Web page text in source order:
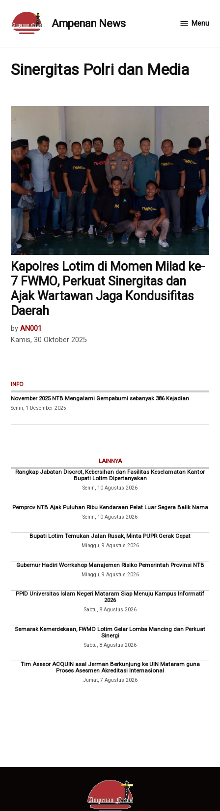
content
Ampenan News Menu
Sinergitas Polri dan Media
Kapolres Lotim di Momen Milad ke-
7 FWMO, Perkuat Sinergitas dan
Ajak Wartawan Jaga Kondusifitas
Daerah
by AN001
Kamis, 30 Oktober 2025
INFO
November 2025 NTB Mengalami Gempabumi sebanyak 386 Kejadian
Senin, 1 Desember 2025
LAINNYA
Rangkap Jabatan Disorot, Kebersihan dan Fasilitas Keselamatan Kantor
Bupati Lotim Dipertanyakan
Senin, 10 Agustus 2026
Pemprov NTB Ajak Puluhan Ribu Kendaraan Pelat Luar Segera Balik Nama
Senin, 10 Agustus 2026
Bupati Lotim Temukan Jalan Rusak, Minta PUPR Gerak Cepat
Minggu, 9 Agustus 2026
Gubernur Hadiri Worrkshop Manajemen Risiko Pemerintah Provinsi NTB
Minggu, 9 Agustus 2026
PPID Universitas Islam Negeri Mataram Siap Menuju Kampus Informatif
2026
Sabtu, 8 Agustus 2026
Semarak Kemerdekaan, FWMO Lotim Gelar Lomba Mancing dan Perkuat
Sinergi
Sabtu, 8 Agustus 2026
Tim Asesor ACQUIN asal Jerman Berkunjung ke UIN Mataram guna
Proses Asesmen Akreditasi Internasional
Jumat, 7 Agustus 2026